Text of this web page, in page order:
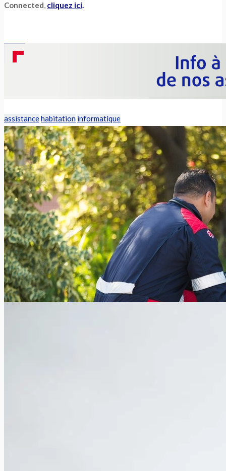
Connected, cliquez ici.
assistancehabitation informatique